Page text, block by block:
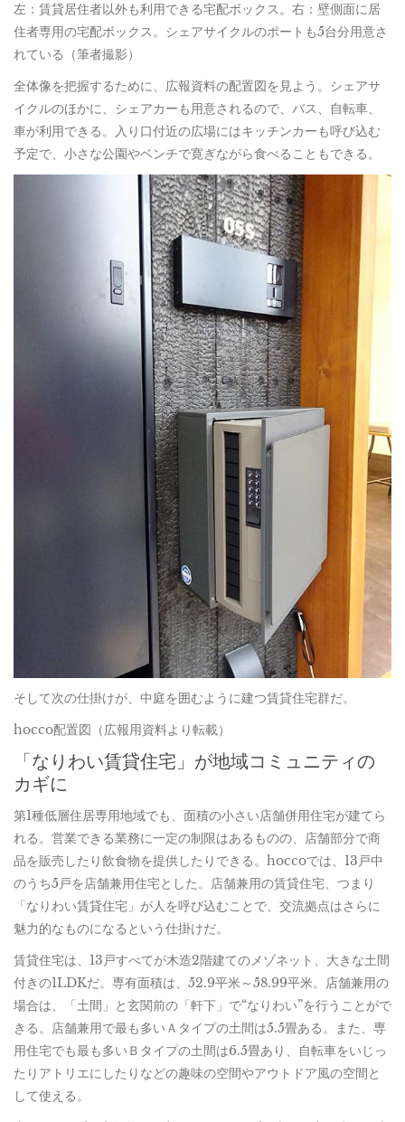
左：賃貸居住者以外も利用できる宅配ボックス。右：壁側面に居
住者専用の宅配ボックス。シェアサイクルのポートも5台分用意さ
れている（筆者撮影）
全体像を把握するために、広報資料の配置図を見よう。シェアサ
イクルのほかに、シェアカーも用意されるので、バス、自転車、
車が利用できる。入り口付近の広場にはキッチンカーも呼び込む
予定で、小さな公園やベンチで寛ぎながら食べることもできる。
そして次の仕掛けが、中庭を囲むように建つ賃貸住宅群だ。
hocco配置図（広報用資料より転載）
「なりわい賃貸住宅」が地域コミュニティの
カギに
第1種低層住居専用地域でも、面積の小さい店舗併用住宅が建てら
れる。営業できる業務に一定の制限はあるものの、店舗部分で商
品を販売したり飲食物を提供したりできる。hoccoでは、13戸中
のうち5戸を店舗兼用住宅とした。店舗兼用の賃貸住宅、つまり
「なりわい賃貸住宅」が人を呼び込むことで、交流拠点はさらに
魅力的なものになるという仕掛けだ。
賃貸住宅は、13戸すべてが木造2階建てのメゾネット、大きな土間
付きの1LDKだ。専有面積は、52.9平米～58.99平米。店舗兼用の
場合は、「土間」と玄関前の「軒下」で“なりわい”を行うことがで
きる。店舗兼用で最も多いＡタイプの土間は5.5畳ある。また、専
用住宅でも最も多いＢタイプの土間は6.5畳あり、自転車をいじっ
たりアトリエにしたりなどの趣味の空間やアウトドア風の空間と
して使える。